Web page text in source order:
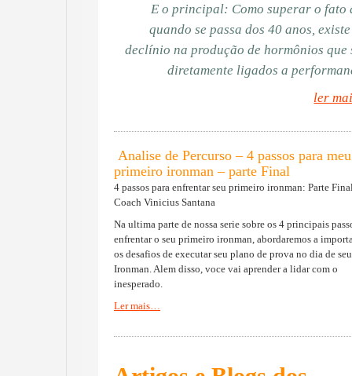
E o principal: Como superar o fato
quando se passa dos 40 anos,
declínio na produção de hormônios que
diretamente ligados a
ler
Analise de Percurso – 4 passos para meu
primeiro ironman – parte Final
4 passos para enfrentar seu primeiro ironman: Parte
Coach Vinicius Santana
Na ultima parte de nossa serie sobre os 4 principais
enfrentar o seu primeiro ironman, abordaremos a
os desafios de executar seu plano de prova no dia de seu
Ironman. Alem disso, voce vai aprender a lidar com o
inesperado.
Ler mais…